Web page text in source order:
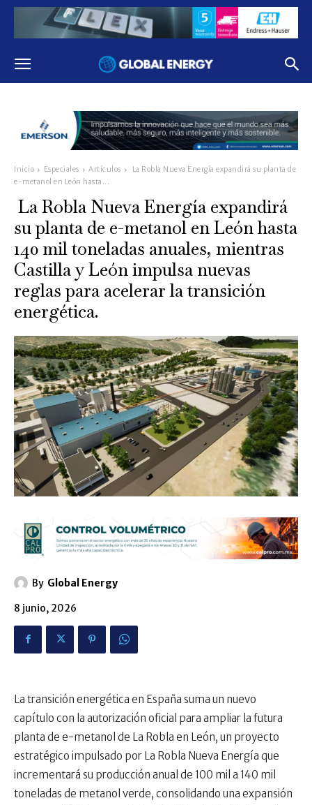
Inicio Especiales Artículos
La Robla Nueva Energía expandirá su planta de
e-metanol en León hasta...
La Robla Nueva Energía expandirá
su planta de e-metanol en León hasta
140 mil toneladas anuales, mientras
Castilla y León impulsa nuevas
reglas para acelerar la transición
energética.
By Global Energy
8 junio, 2026
La transición energética en España suma un nuevo
capítulo con la autorización oficial para ampliar la futura
planta de e-metanol de La Robla en León, un proyecto
estratégico impulsado por La Robla Nueva Energía que
incrementará su producción anual de 100 mil a 140 mil
toneladas de metanol verde, consolidando una expansión